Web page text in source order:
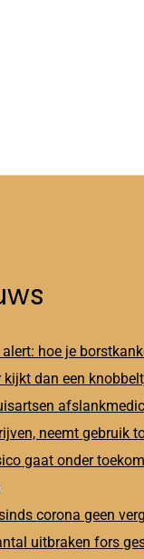
hoe je
kijkt dan een
neemt gebruik
gaat onder
corona geen
uitbraken fors